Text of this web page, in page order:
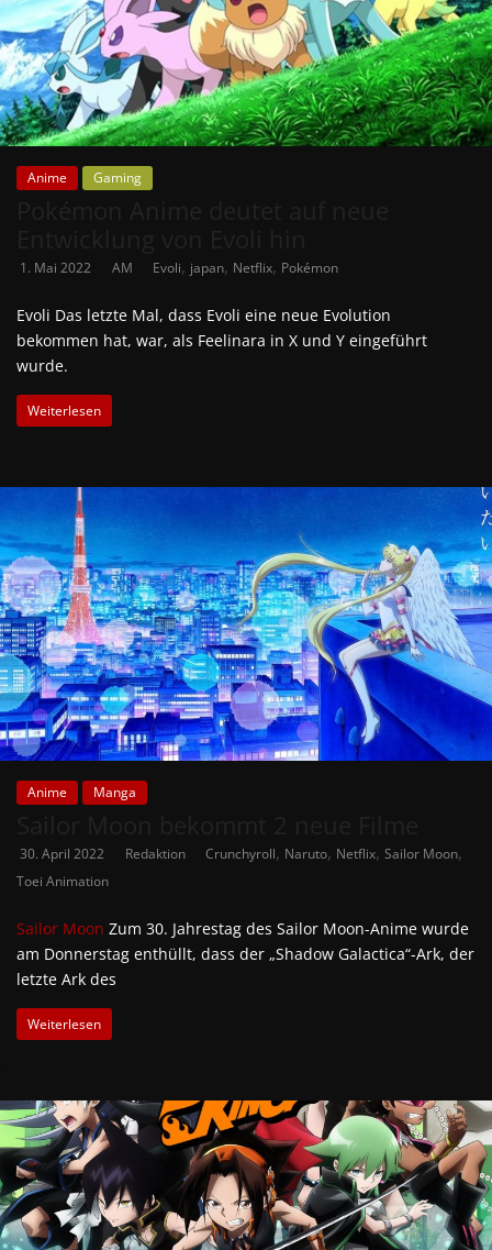
Anime Gaming
1. Mai 2022 AM Evoli, japan, Netflix, Pokémon
Evoli Das letzte Mal, dass Evoli eine neue Evolution
bekommen hat, war, als Feelinara in X und Y eingeführt
wurde.
Weiterlesen
Anime Manga
30. April 2022 Redaktion Crunchyroll, Naruto, Netflix, Sailor Moon,
Toei Animation
Sailor Moon Zum 30. Jahrestag des Sailor Moon-Anime wurde
am Donnerstag enthüllt, dass der „Shadow Galactica“-Ark, der
letzte Ark des
Weiterlesen